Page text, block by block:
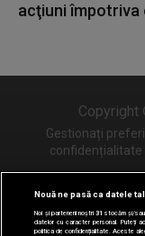
acţiuni
Copyright
Gestionați
confidențialitate
Nouă ne pasă ca datele
Noi și partenerii noștri31 stocăm și/sau
datelor cu caracter personal. Puteți
politica de confidențialitate. Aceste